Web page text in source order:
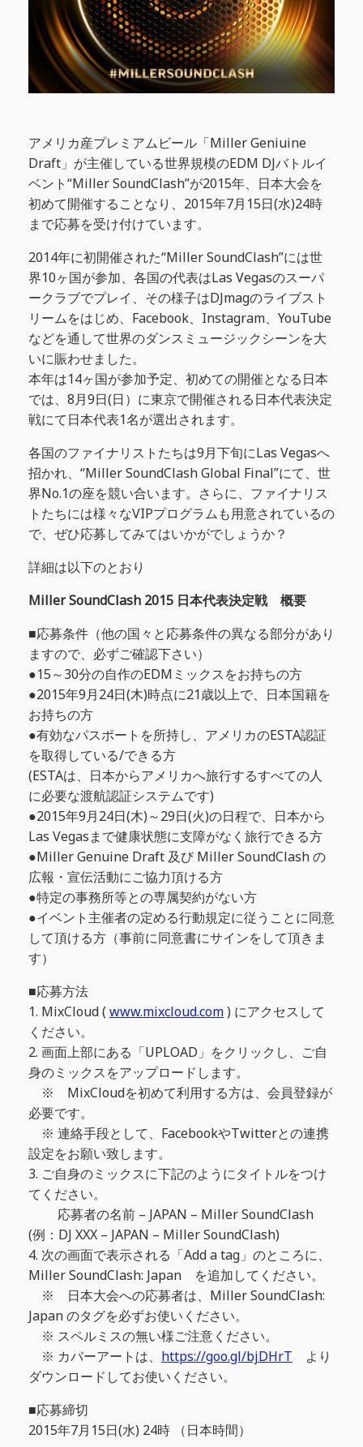
アメリカ産プレミアムビール「Miller Geniuine
Draft」が主催している世界規模のEDM DJバトルイ
ベント“Miller SoundClash”が2015年、日本大会を
初めて開催することなり、2015年7月15日(水)24時
まで応募を受け付けています。
2014年に初開催された“Miller SoundClash”には世
界10ヶ国が参加、各国の代表はLas Vegasのスーパ
ークラブでプレイ、その様子はDJmagのライブスト
リームをはじめ、Facebook、Instagram、YouTube
などを通して世界のダンスミュージックシーンを大
いに賑わせました。
本年は14ヶ国が参加予定、初めての開催となる日本
では、8月9日(日）に東京で開催される日本代表決定
戦にて日本代表1名が選出されます。
各国のファイナリストたちは9月下旬にLas Vegasへ
招かれ、“Miller SoundClash Global Final”にて、世
界No.1の座を競い合います。さらに、ファイナリス
トたちには様々なVIPプログラムも用意されているの
で、ぜひ応募してみてはいかがでしょうか？
詳細は以下のとおり
Miller SoundClash 2015 日本代表決定戦 概要
■応募条件（他の国々と応募条件の異なる部分があり
ますので、必ずご確認下さい）
●15～30分の自作のEDMミックスをお持ちの方
●2015年9月24日(木)時点に21歳以上で、日本国籍を
お持ちの方
●有効なパスポートを所持し、アメリカのESTA認証
を取得している/できる方
(ESTAは、日本からアメリカへ旅行するすべての人
に必要な渡航認証システムです)
●2015年9月24日(木)～29日(火)の日程で、日本から
Las Vegasまで健康状態に支障がなく旅行できる方
●Miller Genuine Draft 及び Miller SoundClash の
広報・宣伝活動にご協力頂ける方
●特定の事務所等との専属契約がない方
●イベント主催者の定める行動規定に従うことに同意
して頂ける方（事前に同意書にサインをして頂きま
す）
■応募方法
1. MixCloud (www.mixcloud.com) にアクセスして
ください。
2. 画面上部にある「UPLOAD」をクリックし、ご自
身のミックスをアップロードします。
※ MixCloudを初めて利用する方は、会員登録が
必要です。
※ 連絡手段として、FacebookやTwitterとの連携
設定をお願い致します。
3. ご自身のミックスに下記のようにタイトルをつけ
てください。
応募者の名前 – JAPAN – Miller SoundClash
(例：DJ XXX – JAPAN – Miller SoundClash)
4. 次の画面で表示される「Add a tag」のところに、
Miller SoundClash: Japan を追加してください。
※ 日本大会への応募者は、Miller SoundClash:
Japan のタグを必ずお使いください。
※ スペルミスの無い様ご注意ください。
※ カバーアートは、 https://goo.gl/bjDHrT より
ダウンロードしてお使いください。
■応募締切
2015年7月15日(水) 24時 （日本時間）